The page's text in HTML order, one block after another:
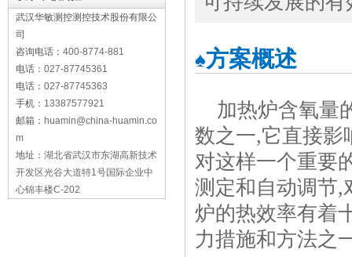
武汉华敏测控测控技术股份有限公
司
咨询电话： 400-8774-881
电话： 027-87745361
电话： 027-87745363
手机： 13387577921
邮箱： huamin@china-huamin.co
m
地址： 湖北省武汉市东湖高新技术
开发区光谷大道特1号国际企业中
心锦丰楼C-202
♠方案概述
加热炉含氧量
数之一,它直接影
对这样一个重要
测定和自动调节,
炉的热效率有着
力措施和方法之